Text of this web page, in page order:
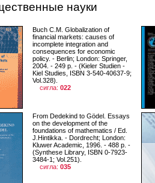
науки
Buch C.M. Globalization of
financial markets: causes of
incomplete integration and
consequences for economic
policy. - Berlin; London: Springer,
2004. - 249 p. - (Kieler Studien -
Kiel Studies, ISBN 3-540-40637-9;
Vol.328).
сигла: 022
From Dedekind to Gödel. Essays
on the development of the
foundations of mathematics / Ed.
J.Hintikka. - Dordrecht; London:
Kluwer Academic, 1996. - 488 p. -
(Synthese Library, ISBN 0-7923-
3484-1; Vol.251).
сигла: 035